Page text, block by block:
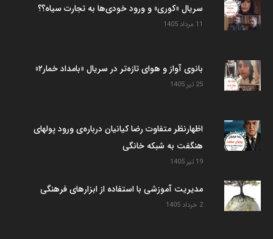
سریال «کوری» و ورود خودی‌ها به تجارت سیاه؟؟
11 مرداد 1405
بانوی آواز و هوای تازه‌تر در سریال «بامداد خمار۲»
25 تیر 1405
اظهارنظر متفاوت رضا کیانیان درباره‌ی ورود پولهای
هنگفت به شبکه خانگی
19 تیر 1405
مدیریت آموزشی با استفاده از ابزارهای فرهنگی
2 خرداد 1405